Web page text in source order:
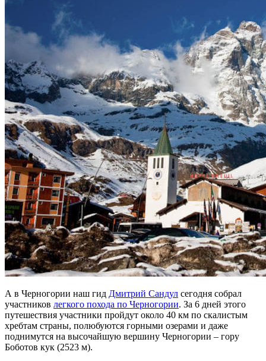
А в Черногории наш гид Дмитрий Сандул сегодня собрал
участников легкого похода по Черногории. За 6 дней этого
путешествия участники пройдут около 40 км по скалистым
хребтам страны, полюбуются горными озерами и даже
поднимутся на высочайшую вершину Черногории – гору
Боботов кук (2523 м).